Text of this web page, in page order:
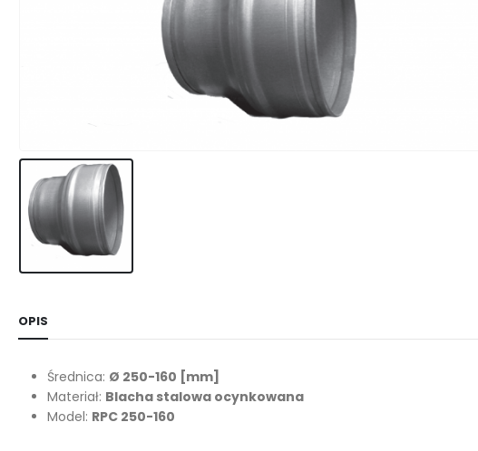
OPIS
Średnica: Ø 250-160 [mm]
Materiał: Blacha stalowa ocynkowana
Model: RPC 250-160